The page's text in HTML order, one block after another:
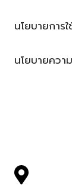
นโยบายการ
นโยบายควา